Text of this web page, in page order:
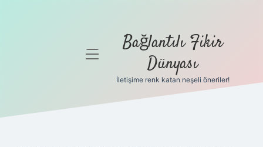
Gizlilik
menüyü
Bağlantılı Fikir
Dünyası
İletişime renk katan neşeli öneriler!